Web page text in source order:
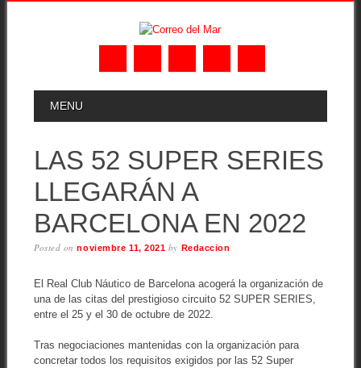
MAIN MENU
MENU
LAS 52 SUPER SERIES
LLEGARÁN A
BARCELONA EN 2022
Posted onnoviembre 11, 2021 by Redaccion
El Real Club Náutico de Barcelona acogerá la organización de
una de las citas del prestigioso circuito 52 SUPER SERIES,
entre el 25 y el 30 de octubre de 2022.
Tras negociaciones mantenidas con la organización para
concretar todos los requisitos exigidos por las 52 Super